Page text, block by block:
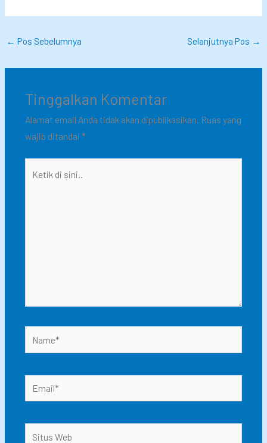
← Pos Sebelumnya Selanjutnya Pos →
Tinggalkan Komentar
Alamat email Anda tidak akan dipublikasikan. Ruas yang
wajib ditandai *
Email*